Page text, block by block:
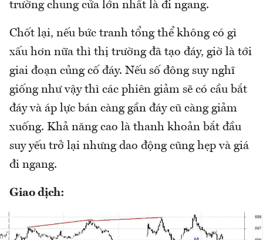
trường chung cửa lớn nhất là đi ngang.
Chốt lại, nếu bức tranh tổng thể không có gì
xấu hơn nữa thì thị trường đã tạo đáy, giờ là tới
giai đoạn củng cố đáy. Nếu số đông suy nghĩ
giống như vậy thì các phiên giảm sẽ có cầu bắt
đáy và áp lực bán càng gần đáy cũ càng giảm
xuống. Khả năng cao là thanh khoản bắt đầu
suy yếu trở lại nhưng dao động cũng hẹp và giá
đi ngang.
Giao dịch: